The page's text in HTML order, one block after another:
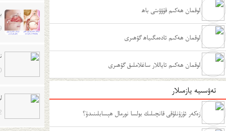
لوقمان ھەكىم قۇۋۋىتى باھ
لوقمان ھەكىم ئادەمگىياھ گۆھىرى
لوقمان ھەكىم ئاياللار ساغلاملىق گۆھىرى
تەۋسىيە يازمىلار
زەكەر ئۇزۇنلۇقى قانچىلىك بولسا نورمال ھېسابلىنىدۇ؟